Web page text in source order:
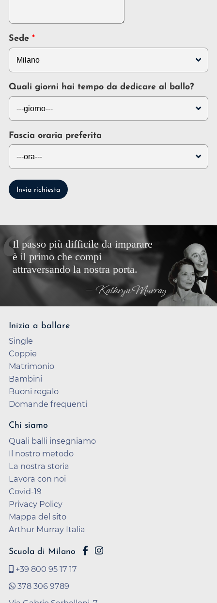
Sede
Quali giorni hai tempo da dedicare al ballo?
Fascia oraria preferita
Invia richiesta
Il passo più difficile da imparare
è il primo che compi
attraversando la nostra porta.
— Kathryn Murray
Inizia a ballare
Single
Coppie
Matrimonio
Bambini
Buoni regalo
Domande frequenti
Chi siamo
Quali balli insegniamo
Il nostro metodo
La nostra storia
Lavora con noi
Covid-19
Privacy Policy
Mappa del sito
Arthur Murray Italia
Scuola di Milano
+39 800 95 17 17
378 306 9789